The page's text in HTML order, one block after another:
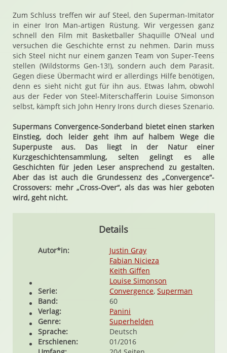
Zum Schluss treffen wir auf Steel, den Superman-Imitator
in einer Iron Man-artigen Rüstung. Wir vergessen ganz
schnell den Film mit Basketballer Shaquille O’Neal und
versuchen die Geschichte ernst zu nehmen. Darin muss
sich Steel nicht nur einem ganzen Team von Super-Teens
stellen (Wildstorms Gen-13!), sondern auch dem Parasit.
Gegen diese Übermacht wird er allerdings Hilfe benötigen,
denn es sieht nicht gut für ihn aus. Etwas lahm, obwohl
aus der Feder von Steel-Miterschafferin Louise Simonson
selbst, kämpft sich John Henry Irons durch dieses Szenario.
Supermans Convergence-Sonderband bietet einen starken
Einstieg, doch leider geht ihm auf halbem Wege die
Superpuste aus. Das liegt in der Natur einer
Kurzgeschichtensammlung, selten gelingt es alle
Geschichten für jeden Leser ansprechend zu gestalten.
Aber das ist auch die Grundessenz des „Convergence“-
Crossovers: mehr „Cross-Over“, als das was hier geboten
wird, geht nicht.
Details
Autor*in:
Justin Gray
Fabian Nicieza
Keith Giffen
Louise Simonson
Serie:
Convergence,Superman
Band:
60
Verlag:
Panini
Genre:
Superhelden
Sprache:
Deutsch
Erschienen:
01/2016